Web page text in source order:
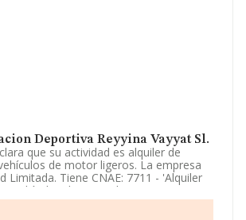
Deportiva Reyyina Vayyat Sl.
que su actividad es alquiler de
de motor ligeros. La empresa
Limitada. Tiene CNAE: 7711 - 'Alquiler
vehículos de motor ligeros'. La
actividad en mercados exteriores.